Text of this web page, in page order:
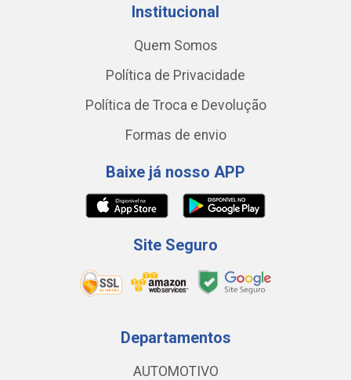
Institucional
Quem Somos
Política de Privacidade
Política de Troca e Devolução
Formas de envio
Baixe já nosso APP
Site Seguro
Departamentos
AUTOMOTIVO